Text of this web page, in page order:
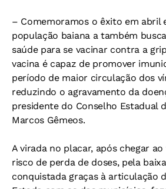
– Comemoramos o êxito em abril
população baiana a também
saúde para se vacinar contra a
vacina é capaz de promover
período de maior circulação dos
reduzindo o agravamento da
presidente do Conselho Estadual
Marcos Gêmeos.
A virada no placar, após chegar
risco de perda de doses, pela
conquistada graças à articulação